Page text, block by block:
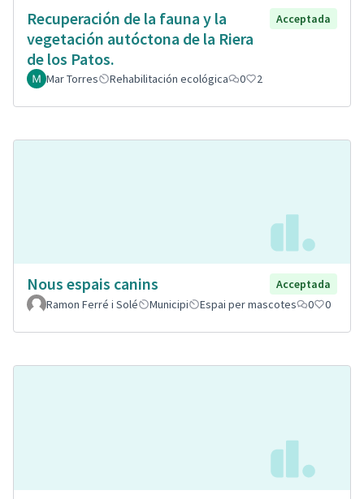
Recuperación de la fauna y la
vegetación autóctona de la Riera
de los Patos.
Acceptada
Mar Torres Rehabilitación ecológica 0 2
Nous espais canins
Acceptada
Ramon Ferré i Solé
Municipi Espai per mascotes 0 0